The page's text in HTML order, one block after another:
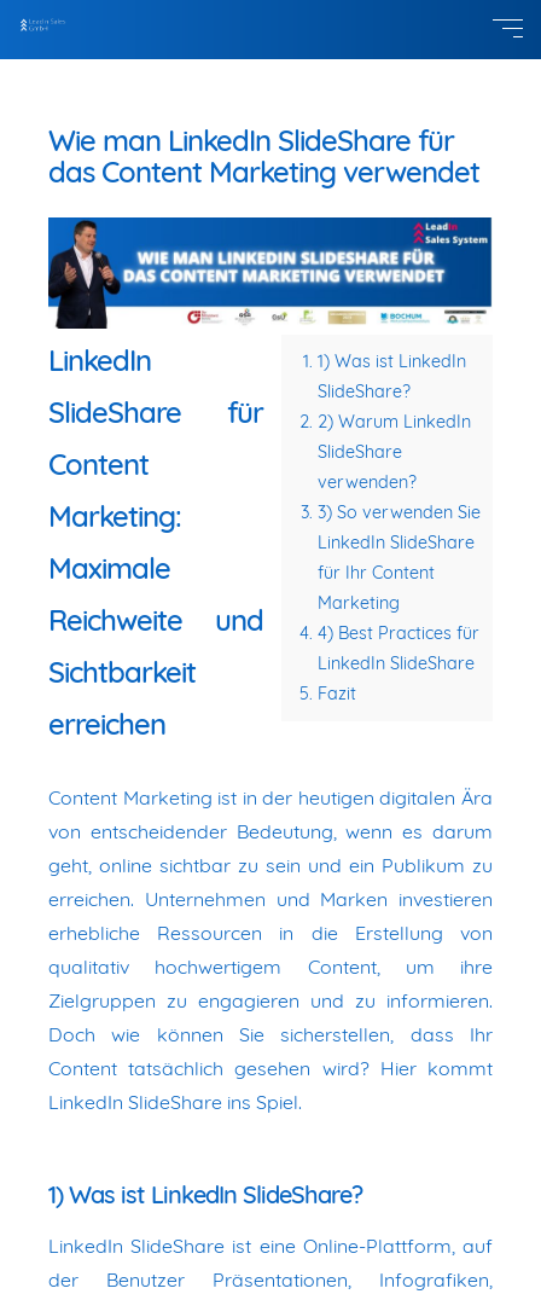
Wie man LinkedIn SlideShare für
das Content Marketing verwendet
1) Was ist LinkedIn
SlideShare?
2) Warum LinkedIn
SlideShare
verwenden?
3) So verwenden Sie
LinkedIn SlideShare
für Ihr Content
Marketing
4) Best Practices für
LinkedIn SlideShare
Fazit
LinkedIn
SlideShare für
Content
Marketing:
Maximale
Reichweite und
Sichtbarkeit
erreichen
Content Marketing ist in der heutigen digitalen Ära
von entscheidender Bedeutung, wenn es darum
geht, online sichtbar zu sein und ein Publikum zu
erreichen. Unternehmen und Marken investieren
erhebliche Ressourcen in die Erstellung von
qualitativ hochwertigem Content, um ihre
Zielgruppen zu engagieren und zu informieren.
Doch wie können Sie sicherstellen, dass Ihr
Content tatsächlich gesehen wird? Hier kommt
LinkedIn SlideShare ins Spiel.
1) Was ist LinkedIn SlideShare?
LinkedIn SlideShare ist eine Online-Plattform, auf
der Benutzer Präsentationen, Infografiken,